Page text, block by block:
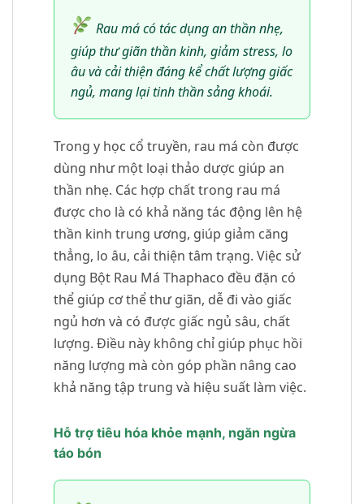
Rau má có tác dụng an thần nhẹ,
giúp thư giãn thần kinh, giảm stress, lo
âu và cải thiện đáng kể chất lượng giấc
ngủ, mang lại tinh thần sảng khoái.
Trong y học cổ truyền, rau má còn được
dùng như một loại thảo dược giúp an
thần nhẹ. Các hợp chất trong rau má
được cho là có khả năng tác động lên hệ
thần kinh trung ương, giúp giảm căng
thẳng, lo âu, cải thiện tâm trạng. Việc sử
dụng Bột Rau Má Thaphaco đều đặn có
thể giúp cơ thể thư giãn, dễ đi vào giấc
ngủ hơn và có được giấc ngủ sâu, chất
lượng. Điều này không chỉ giúp phục hồi
năng lượng mà còn góp phần nâng cao
khả năng tập trung và hiệu suất làm việc.
Hỗ trợ tiêu hóa khỏe mạnh, ngăn ngừa
táo bón